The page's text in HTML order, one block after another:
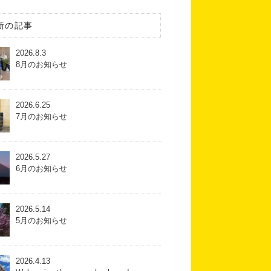
の記事
2026.8.3
8月のお知らせ
2026.6.25
7月のお知らせ
2026.5.27
6月のお知らせ
2026.5.14
5月のお知らせ
2026.4.13